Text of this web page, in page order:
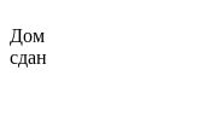
Дом
сдан